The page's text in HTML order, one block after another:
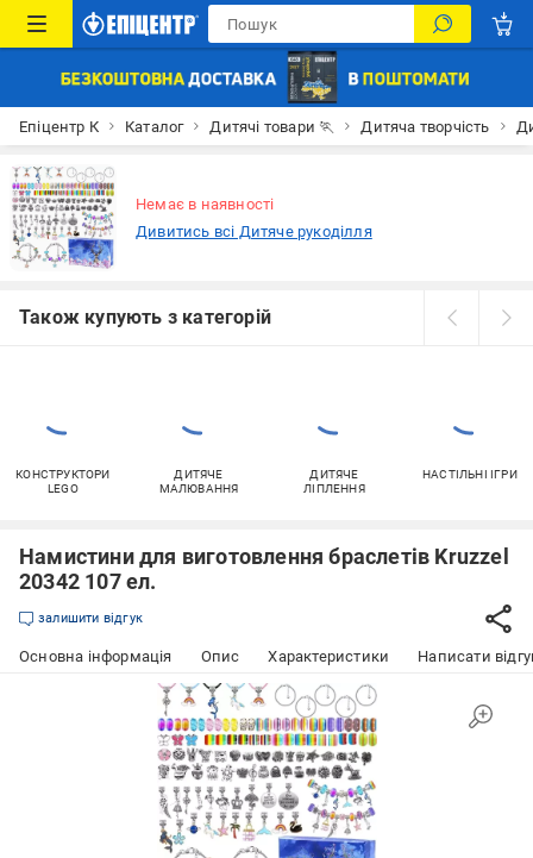
Епіцентр К Каталог Дитячі товари 🏃 Дитяча творчість
Немає в наявності
Дивитись всі Дитяче рукоділля
Також купують з категорій
КОНСТРУКТОРИ
LEGO
ДИТЯЧЕ
МАЛЮВАННЯ
ДИТЯЧЕ
ЛІПЛЕННЯ
НАСТІЛЬНІ ІГРИ
Намистини для виготовлення браслетів Kruzzel
20342 107 ел.
залишити відгук
Основна інформація Опис Характеристики Написати